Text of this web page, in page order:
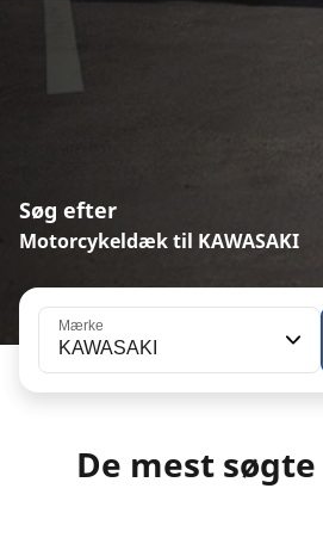
Søg efter
Motorcykeldæk til KAWASAKI
Mærke
KAWASAKI
De mest